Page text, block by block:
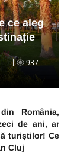
ce aleg
937
România,
de ani, ar
turiștilor! Ce
Cluj